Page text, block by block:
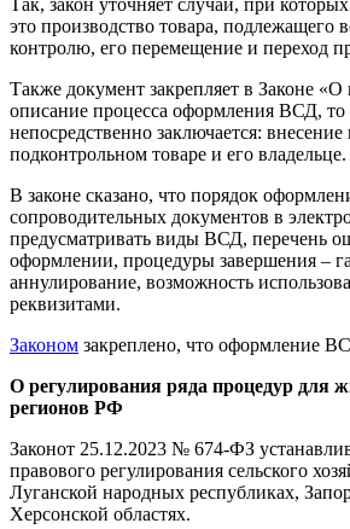
Так, закон уточняет случаи, при
это производство товара, подлежащего
контролю, его перемещение и переход
Также документ закрепляет в Законе «О
описание процесса оформления ВСД, то
непосредственно заключается:
подконтрольном товаре и его владельце.
В законе сказано, что порядок
сопроводительных документов в
предусматривать виды ВСД, перечень
оформлении, процедуры завершения –
аннулирование, возможность
реквизитами.
Законом закреплено, что оформление
О регулирования ряда процедур для
регионов РФ
Законот 25.12.2023 № 674-ФЗ
правового регулирования сельского
Луганской народных республиках,
Херсонской областях.